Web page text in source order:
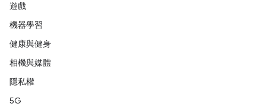
遊戲
機器學習
健康與健身
相機與媒體
隱私權
5G